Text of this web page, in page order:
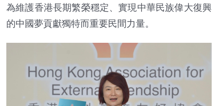
為維護香港長期繁榮穩定、實現中華民族偉大復興
的中國夢貢獻獨特而重要民間力量。